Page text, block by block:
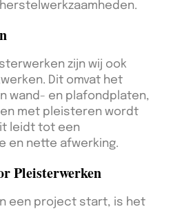
zijn wij ook
Dit omvat het
wand- en plafondplaten,
met pleisteren wordt
leidt tot een
en nette afwerking.
Pleisterwerken
een project start, is het